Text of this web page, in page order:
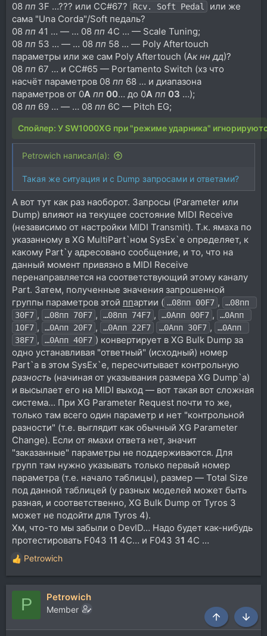
08 пп 3F …??? или CC#67? Rcv. Soft Pedal
или же
сама "Una Corda"/Soft педаль?
08 пп 41 … — … 08 пп 4C … — Scale Tuning;
08 пп 53 … — … 08 пп 58 … — Poly Aftertouch
параметры или же сам Poly Aftertouch (Aк нн дд)?
08 пп 67 … и CC#65 — Portamento Switch (хз что
насчёт параметров 08 пп 68 … и диапазона
параметров от 0A пп 00… до 0A пп 03 …);
08 пп 69 … — … 08 пп 6C — Pitch EG;
Спойлер: У SW1000XG при "режиме ударника"
Petrowich написал(а):
Такая же ситуация и с Dump запросами и ответами?
А вот тут как раз наоборот. Запросы (Parameter или
Dump) влияют на текущее состояние MIDI Receive
(независимо от настройки MIDI Transmit). Т.к. ямаха по
указанному в XG MultiPart`ном SysEx`е определяет, к
какому Part`у адресовано сообщение, и то, что на
данный момент привязно в MIDI Receive
перенаправляется на соответствующий этому каналу
Part. Затем, полученные значения запрошенной
группы параметров этой ппартии ( …08пп 00F7 ,
…08пп
30F7 , …08пп 70F7 , …08пп 74F7 , …0Aпп 00F7 ,
…0Aпп
10F7 , …0Aпп 20F7 , …0Aпп 22F7 …0Aпп 30F7 ,
…0Aпп
38F7 , …0Aпп 40F7 ) конвертирует в XG Bulk Dump за
одно устанавливая "ответный" (исходный) номер
Part`а в этом SysEx`е, пересчитывает контрольную
разность (начиная от указывания размера XG Dump`а)
и высылает его на MIDI выход — вот такая вот сложная
система… При XG Parameter Request почти то же,
только там всего один параметр и нет "контрольной
разности" (т.е. выглядит как обычный XG Parameter
Change). Если от ямахи ответа нет, значит
"заказанные" параметры не поддерживаются. Для
групп там нужно указывать только первый номер
параметра (т.е. начало таблицы), размер — Total Size
под данной таблицей (у разных моделей может быть
разная, и соответственно, XG Bulk Dump от Tyros 3
может не подойти для Tyros 4).
Хм, что-то мы забыли о DevID… Надо будет как-нибудь
протестировать F043 11 4C… и F043 31 4C …
Р
е
а
и
и
Petrowich
P Petrowich
Member
Сверху Снизу